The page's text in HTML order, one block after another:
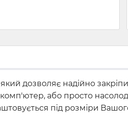
дозволяє надійно
або просто
під розміри